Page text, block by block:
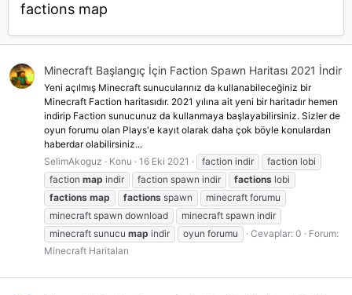
factions map
Minecraft Başlangıç İçin Faction Spawn Haritası 2021 İndir
Yeni açılmış Minecraft sunucularınız da kullanabileceğiniz bir
Minecraft Faction haritasıdır. 2021 yılına ait yeni bir haritadır hemen
indirip Faction sunucunuz da kullanmaya başlayabilirsiniz. Sizler de
oyun forumu olan Plays'e kayıt olarak daha çok böyle konulardan
haberdar olabilirsiniz...
SelimAkoguz
Konu 16 Eki 2021 faction indir
faction lobi
faction map indir faction spawn indir factions lobi
factions map factions spawn
minecraft forumu
minecraft spawn download
minecraft spawn indir
minecraft sunucu map indir oyun forumu Cevaplar: 0
Forum:
Minecraft Haritaları